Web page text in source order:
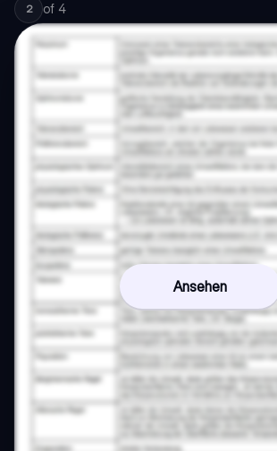
2 of 4
Ansehen